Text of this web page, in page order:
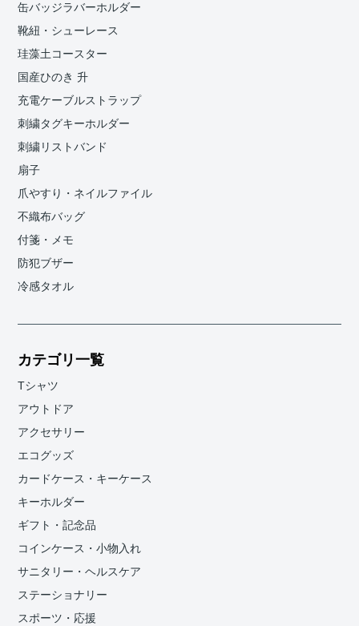
缶バッジラバーホルダー
靴紐・シューレース
珪藻土コースター
国産ひのき 升
充電ケーブルストラップ
刺繍タグキーホルダー
刺繍リストバンド
扇子
爪やすり・ネイルファイル
不織布バッグ
付箋・メモ
防犯ブザー
冷感タオル
カテゴリ一覧
Tシャツ
アウトドア
アクセサリー
エコグッズ
カードケース・キーケース
キーホルダー
ギフト・記念品
コインケース・小物入れ
サニタリー・ヘルスケア
ステーショナリー
スポーツ・応援